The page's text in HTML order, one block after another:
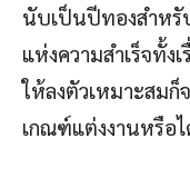
นับเป็นปีทองสำหรั
แห่งความสำเร็จทั้ง
ให้ลงตัวเหมาะสม
เกณฑ์แต่งงานหรือ